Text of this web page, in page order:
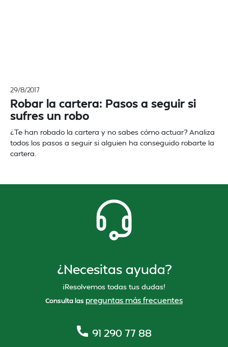
29/8/2017
Robar la cartera: Pasos a seguir si
sufres un robo
¿Te han robado la cartera y no sabes cómo actuar? Analiza
todos los pasos a seguir si alguien ha conseguido robarte la
cartera.
¿Necesitas ayuda?
¡Resolvemos todas tus dudas!
Consulta las preguntas más frecuentes
91 290 77 88